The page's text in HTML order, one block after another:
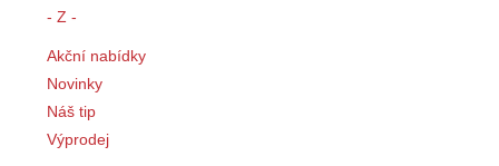
- Z -
Akční nabídky
Novinky
Náš tip
Výprodej